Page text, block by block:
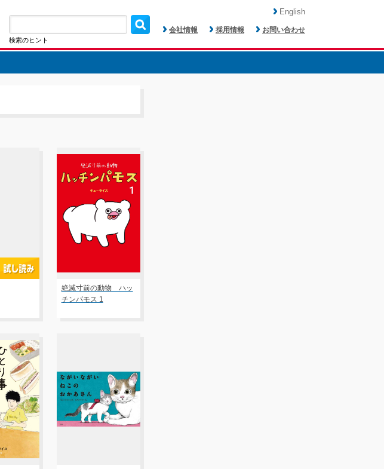
検索のヒント
会社情報 採用情報 お問い合わせ
English
絶滅寸前の動物 ハッ
チンパモス 1